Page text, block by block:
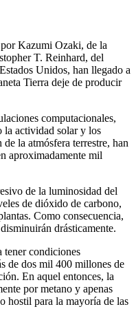
Kazumi Ozaki, de la
T. Reinhard, del
Unidos, han llegado a
Tierra deje de producir
computacionales,
la actividad solar y los
la atmósfera terrestre, han
aproximadamente mil
de la luminosidad del
de dióxido de carbono,
Como consecuencia,
drásticamente.
tener condiciones
de dos mil 400 millones de
En aquel entonces, la
por metano y apenas
hostil para la mayoría de las